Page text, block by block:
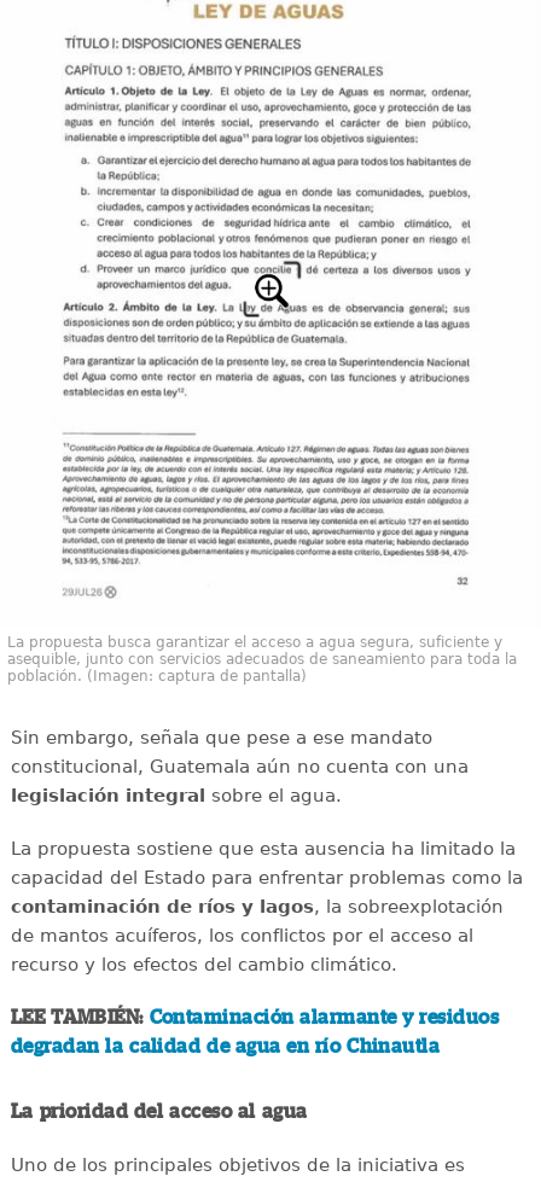
La propuesta busca garantizar el acceso a agua segura, suficiente y
asequible, junto con servicios adecuados de saneamiento para toda la
población. (Imagen: captura de pantalla)
Sin embargo, señala que pese a ese mandato
constitucional, Guatemala aún no cuenta con una
legislación integral
sobre el agua.
La propuesta sostiene que esta ausencia ha limitado la
capacidad del Estado para enfrentar problemas como la
contaminación de ríos y lagos, la sobreexplotación
de mantos acuíferos, los conflictos por el acceso al
recurso y los efectos del cambio climático.
LEE TAMBIÉN: Contaminación alarmante y residuos
degradan la calidad de agua en río Chinautla
La prioridad del acceso al agua
Uno de los principales objetivos de la iniciativa es